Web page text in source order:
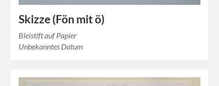
Skizze (Fön mit ö)
Bleistift auf Papier
Unbekanntes Datum